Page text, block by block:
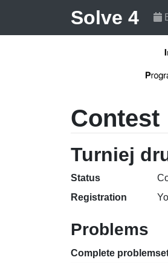
Solve 4
Contest
Turniej
Status
Registration
Problems
Complete